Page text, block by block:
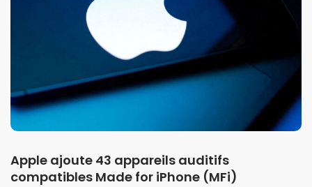
Apple ajoute 43 appareils auditifs
compatibles Made for iPhone (MFi)